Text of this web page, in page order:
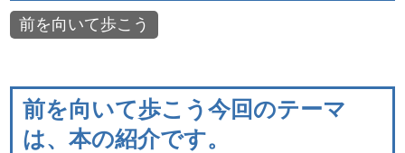
前を向いて歩こう
前を向いて歩こう今回のテーマ
は、本の紹介です。